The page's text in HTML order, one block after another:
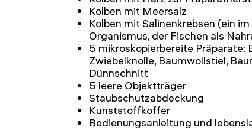
Kolben mit Meersalz
Kolben mit Salinenkrebsen (ein
Organismus, der Fischen als
5 mikroskopierbereite Präparate:
Zwiebelknolle, Baumwollstiel,
Dünnschnitt
5 leere Objektträger
Staubschutzabdeckung
Kunststoffkoffer
Bedienungsanleitung und